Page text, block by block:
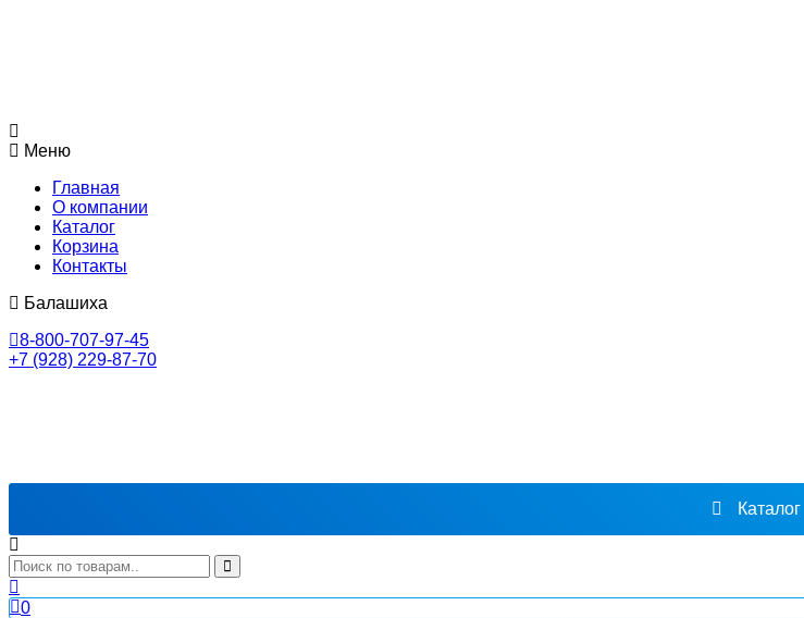
Меню
Главная
О компании
Каталог
Корзина
Контакты
Балашиха
8-800-707-97-45
+7 (928) 229-87-70
Каталог
0